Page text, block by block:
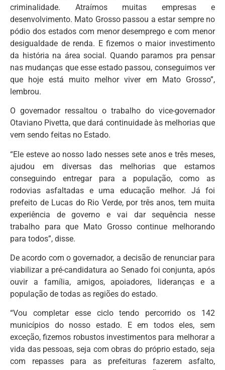
criminalidade. Atraímos muitas empresas e
desenvolvimento. Mato Grosso passou a estar sempre no
pódio dos estados com menor desemprego e com menor
desigualdade de renda. E fizemos o maior investimento
da história na área social. Quando paramos pra pensar
nas mudanças que esse estado passou, conseguimos ver
que hoje está muito melhor viver em Mato Grosso”,
lembrou.
O governador ressaltou o trabalho do vice-governador
Otaviano Pivetta, que dará continuidade às melhorias que
vem sendo feitas no Estado.
“Ele esteve ao nosso lado nesses sete anos e três meses,
ajudou em diversas das melhorias que estamos
conseguindo entregar para a população, como as
rodovias asfaltadas e uma educação melhor. Já foi
prefeito de Lucas do Rio Verde, por três anos, tem muita
experiência de governo e vai dar sequência nesse
trabalho para que Mato Grosso continue melhorando
para todos”, disse.
De acordo com o governador, a decisão de renunciar para
viabilizar a pré-candidatura ao Senado foi conjunta, após
ouvir a família, amigos, apoiadores, lideranças e a
população de todas as regiões do estado.
“Vou completar esse ciclo tendo percorrido os 142
municípios do nosso estado. E em todos eles, sem
exceção, fizemos robustos investimentos para melhorar a
vida das pessoas, seja com obras do próprio estado, seja
com repasses para as prefeituras fazerem asfalto,